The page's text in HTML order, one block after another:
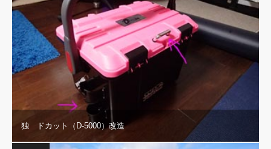
独 ドカット（D-5000）改造